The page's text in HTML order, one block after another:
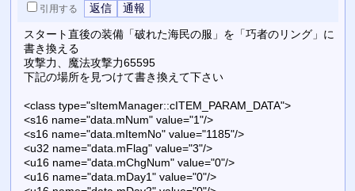
引用する
スタート直後の装備「破れた海民の服」を「巧者のリング」に
書き換える
攻撃力、魔法攻撃力65595
下記の場所を見つけて書き換えて下さい
<class type="sItemManager::cITEM_PARAM_DATA">
<s16 name="data.mNum" value="1"/>
<s16 name="data.mItemNo" value="1185"/>
<u32 name="data.mFlag" value="3"/>
<u16 name="data.mChgNum" value="0"/>
<u16 name="data.mDay1" value="0"/>